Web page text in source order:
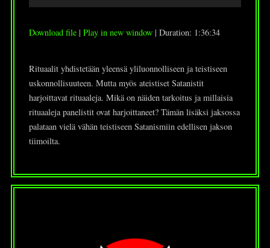
Download file| Play in new window| Duration: 1:36:34
Rituaalit yhdistetään yleensä yliluonnolliseen ja teistiseen
uskonnollisuuteen. Mutta myös ateistiset Satanistit
harjoittavat rituaaleja. Mikä on näiden tarkoitus ja millaisia
rituaaleja panelistit ovat harjoittaneet? Tämän lisäksi jaksossa
palataan vielä vähän teistiseen Satanismiin edellisen jakson
tiimoilta.